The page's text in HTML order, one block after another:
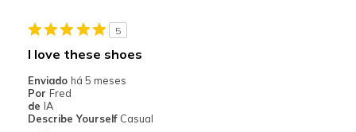
View On Shoes
5
I love these shoes
Enviado há 5 meses
Por Fred
de IA
Describe Yourself Casual